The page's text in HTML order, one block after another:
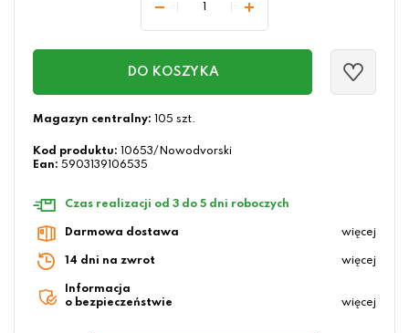
DO KOSZYKA
Magazyn centralny: 105 szt.
Kod produktu:
10653/Nowodvorski
Ean: 5903139106535
Czas realizacji od 3 do 5 dni roboczych
Darmowa dostawa więcej
14 dni na zwrot więcej
Informacja
o bezpieczeństwie
więcej